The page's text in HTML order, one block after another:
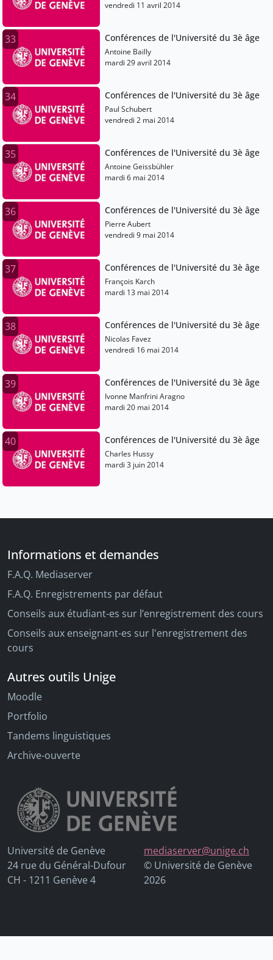
vendredi 11 avril 2014
33 Conférences de l'Université du 3è âge
Antoine Bailly
mardi 29 avril 2014
34 Conférences de l'Université du 3è âge
Paul Schubert
vendredi 2 mai 2014
35 Conférences de l'Université du 3è âge
Antoine Geissbühler
mardi 6 mai 2014
36 Conférences de l'Université du 3è âge
Pierre Aubert
vendredi 9 mai 2014
37 Conférences de l'Université du 3è âge
François Karch
mardi 13 mai 2014
38 Conférences de l'Université du 3è âge
Nicolas Favez
vendredi 16 mai 2014
39 Conférences de l'Université du 3è âge
Ivonne Manfrini Aragno
mardi 20 mai 2014
40 Conférences de l'Université du 3è âge
Charles Hussy
mardi 3 juin 2014
Informations et demandes
F.A.Q. Mediaserver
F.A.Q. Enregistrements par défaut
Conseils aux étudiant-es sur l’enregistrement des cours
Conseils aux enseignant-es sur l'enregistrement des
cours
Autres outils Unige
Moodle
Portfolio
Tandems linguistiques
Archive-ouverte
Université de Genève
24 rue du Général-Dufour
CH - 1211 Genève 4
mediaserver@unige.ch
© Université de Genève
2026